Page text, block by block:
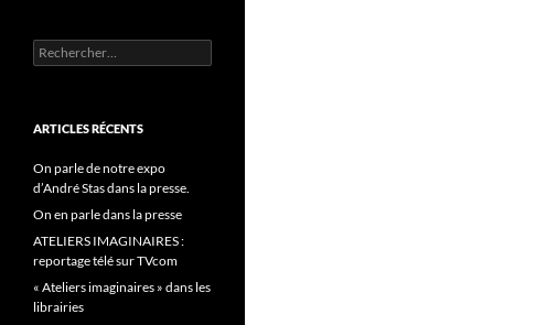
Rechercher :
ARTICLES RÉCENTS
On parle de notre expo
d’André Stas dans la presse.
On en parle dans la presse
ATELIERS IMAGINAIRES :
reportage télé sur TVcom
« Ateliers imaginaires » dans les
librairies